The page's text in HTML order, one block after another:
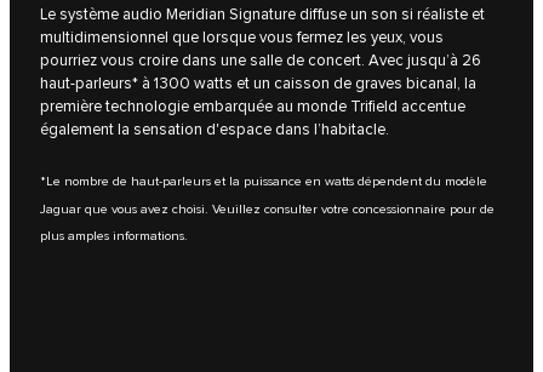
Le système audio Meridian Signature diffuse un son si réaliste et
multidimensionnel que lorsque vous fermez les yeux, vous
pourriez vous croire dans une salle de concert. Avec jusqu’à 26
haut-parleurs* à 1300 watts et un caisson de graves bicanal, la
première technologie embarquée au monde Trifield accentue
également la sensation d'espace dans l’habitacle.
*Le nombre de haut-parleurs et la puissance en watts dépendent du modèle
Jaguar que vous avez choisi. Veuillez consulter votre concessionnaire pour de
plus amples informations.